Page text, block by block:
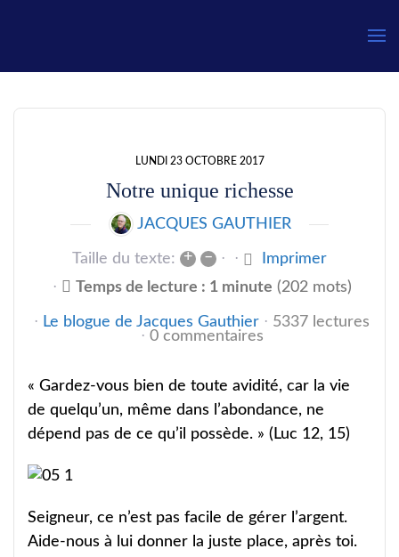
LUNDI 23 OCTOBRE 2017
Notre unique richesse
JACQUES GAUTHIER
Taille du texte: + –
Imprimer
Temps de lecture : 1 minute (202 mots)
Le blogue de Jacques Gauthier
5337 lectures
0 commentaires
« Gardez-vous bien de toute avidité, car la vie
de quelqu’un, même dans l’abondance, ne
dépend pas de ce qu’il possède. » (Luc 12, 15)
Seigneur, ce n’est pas facile de gérer l’argent.
Aide-nous à lui donner la juste place, après toi.